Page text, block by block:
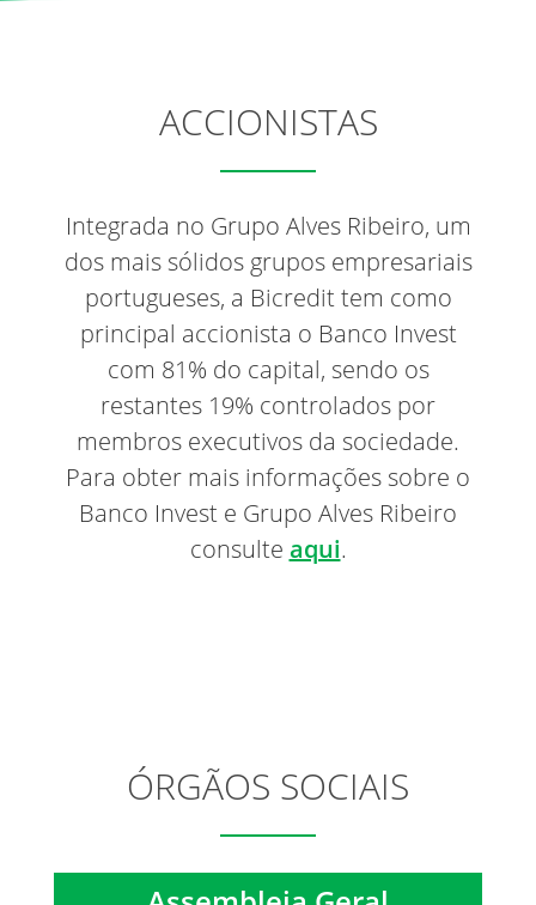
ACCIONISTAS
Integrada no Grupo Alves Ribeiro, um
dos mais sólidos grupos empresariais
portugueses, a Bicredit tem como
principal accionista o Banco Invest
com 81% do capital, sendo os
restantes 19% controlados por
membros executivos da sociedade.
Para obter mais informações sobre o
Banco Invest e Grupo Alves Ribeiro
consulte aqui.
ÓRGÃOS SOCIAIS